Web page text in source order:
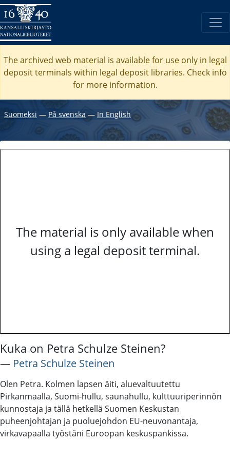
The archived web material is available for use only in legal
deposit terminals within legal deposit libraries. Check info
for more information.
Suomeksi ― På svenska― In English
The material is only available when
using a legal deposit terminal.
Kuka on Petra Schulze Steinen?
― Petra Schulze Steinen
Olen Petra. Kolmen lapsen äiti, aluevaltuutettu
Pirkanmaalla, Suomi-hullu, saunahullu, kulttuuriperinnön
kunnostaja ja tällä hetkellä Suomen Keskustan
puheenjohtajan ja puoluejohdon EU-neuvonantaja,
virkavapaalla työstäni Euroopan keskuspankissa.